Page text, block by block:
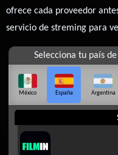
ofrece cada proveedor
servicio de streming para
Selecciona tu país de
México España Argentina